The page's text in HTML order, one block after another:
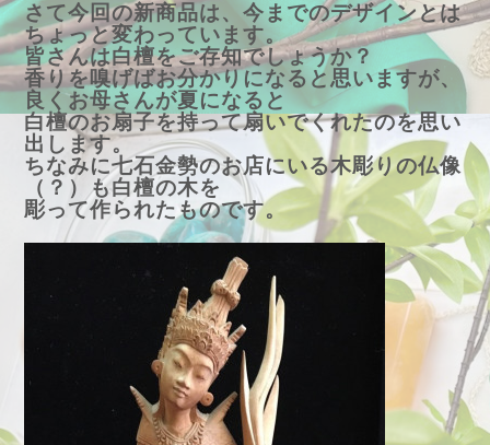
さて今回の新商品は、今までのデザインとは
ちょっと変わっています。
皆さんは白檀をご存知でしょうか？
香りを嗅げばお分かりになると思いますが、
良くお母さんが夏になると
白檀のお扇子を持って扇いでくれたのを思い
出します。
ちなみに七石金勢のお店にいる木彫りの仏像
（？）も白檀の木を
彫って作られたものです。